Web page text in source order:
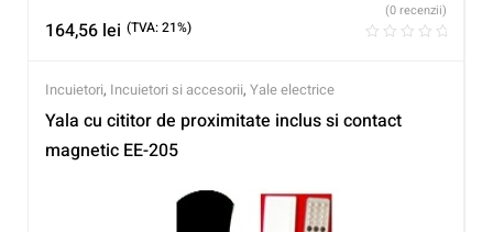
164,56 lei (TVA: 21%)
(0 recenzii)
Incuietori, Incuietori si accesorii, Yale electrice
Yala cu cititor de proximitate inclus si contact
magnetic EE-205